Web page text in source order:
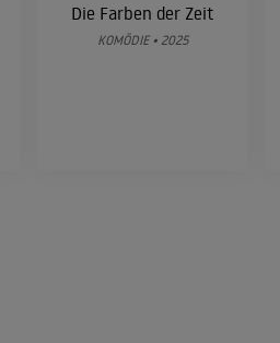
Die Farben der Zeit
KOMÖDIE • 2025